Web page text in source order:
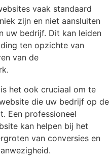
vaak standaard
zijn en niet aansluiten
uw bedrijf. Dit kan leiden
ten opzichte van
van de
het ook cruciaal om te
die uw bedrijf op de
Een professioneel
kan helpen bij het
van conversies en